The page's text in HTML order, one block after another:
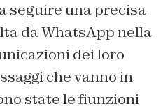
seguire una precisa
da WhatsApp nella
dei loro
che vanno in
state le fiunzioni